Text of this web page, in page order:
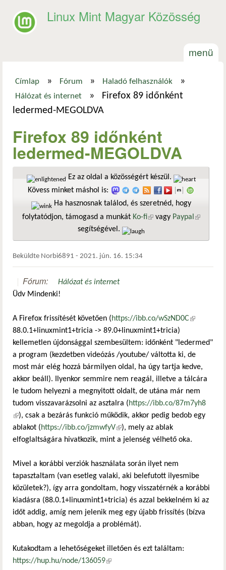
Linux Mint Magyar Közösség
menü
Jelenlegi hely
Címlap » Fórum » Haladó felhasználók »
Hálózat és internet »
Firefox 89 időnként
ledermed-MEGOLDVA
Firefox 89 időnként
ledermed-MEGOLDVA
Ez az oldal a közösségért készül.
Kövess minket máshol is:
Ha hasznosnak találod, és szeretnéd, hogy
folytatódjon, támogasd a munkát Ko-fi(külső hivatkozás)
vagy Paypal
segítségével.
Beküldte Norbi6891 - 2021. jún. 16. 15:34
Fórum:
Hálózat és internet
Üdv Mindenki!
A Firefox frissítését követően (https://ibb.co/wSzND0C(külső
88.0.1+linuxmint1+tricia -> 89.0+linuxmint1+tricia)
kellemetlen újdonsággal szembesültem: időnként "ledermed"
a program (kezdetben videózás /youtube/ váltotta ki, de
most már elég hozzá bármilyen oldal, ha úgy tartja kedve,
akkor beáll). Ilyenkor semmire nem reagál, illetve a tálcára
le tudom helyezni a megnyitott oldalt, de utána már nem
tudom visszavarázsolni az asztalra (https://ibb.co/87m7yh8
(külső hivatkozás)
), csak a bezárás funkció működik, akkor pedig bedob egy
ablakot (https://ibb.co/jzmwfyV(külső hivatkozás)
), mely az ablak
elfoglaltságára hivatkozik, mint a jelenség vélhető oka.
Mivel a korábbi verziók használata során ilyet nem
tapasztaltam (van esetleg valaki, aki belefutott ilyesmibe
közületek?), így arra gondoltam, hogy visszatérnék a korábbi
kiadásra (88.0.1+linuxmint1+tricia) és azzal bekkelném ki az
időt addig, amíg nem jelenik meg egy újabb frissítés (bízva
abban, hogy az megoldja a problémát).
Kutakodtam a lehetőségeket illetően és ezt találtam:
https://hup.hu/node/136059(külső hivatkozás)